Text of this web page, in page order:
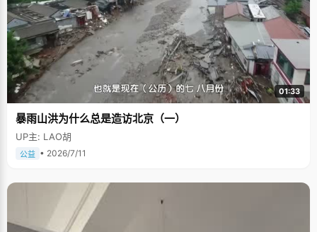
01:33
暴雨山洪为什么总是造访北京（一）
UP主: LAO胡
公益 • 2026/7/11